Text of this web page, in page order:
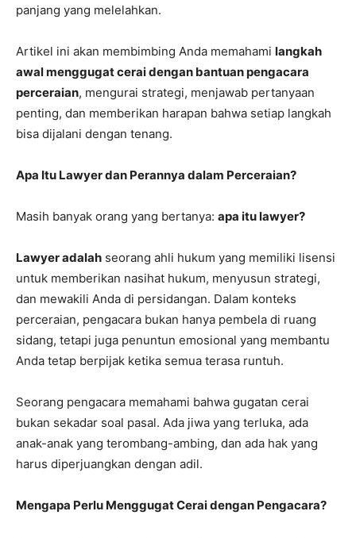
panjang yang melelahkan.
Artikel ini akan membimbing Anda memahami langkah
awal menggugat cerai dengan bantuan pengacara
perceraian, mengurai strategi, menjawab pertanyaan
penting, dan memberikan harapan bahwa setiap langkah
bisa dijalani dengan tenang.
Apa Itu Lawyer dan Perannya dalam Perceraian?
Masih banyak orang yang bertanya: apa itu lawyer?
Lawyer adalah seorang ahli hukum yang memiliki lisensi
untuk memberikan nasihat hukum, menyusun strategi,
dan mewakili Anda di persidangan. Dalam konteks
perceraian, pengacara bukan hanya pembela di ruang
sidang, tetapi juga penuntun emosional yang membantu
Anda tetap berpijak ketika semua terasa runtuh.
Seorang pengacara memahami bahwa gugatan cerai
bukan sekadar soal pasal. Ada jiwa yang terluka, ada
anak-anak yang terombang-ambing, dan ada hak yang
harus diperjuangkan dengan adil.
Mengapa Perlu Menggugat Cerai dengan Pengacara?